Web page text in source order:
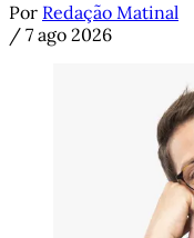
Por Redação Matinal
/ 7 ago 2026